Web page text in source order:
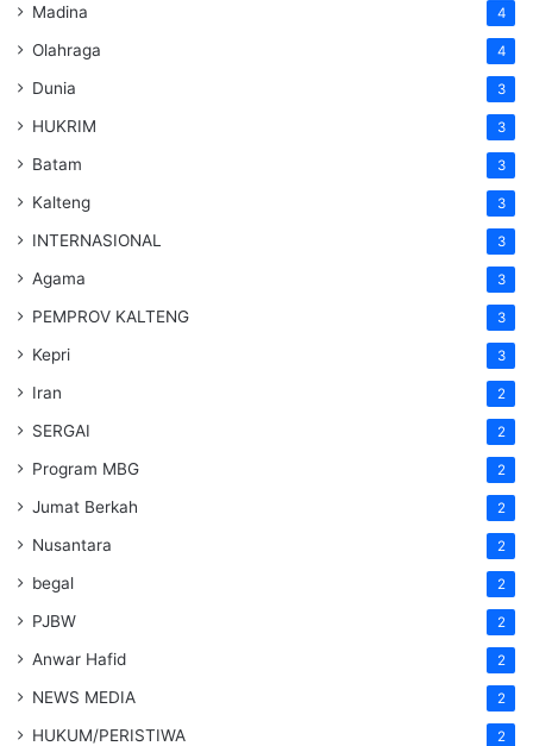
Madina 4
Olahraga 4
Dunia 3
HUKRIM 3
Batam 3
Kalteng 3
INTERNASIONAL 3
Agama 3
PEMPROV KALTENG 3
Kepri 3
Iran 2
SERGAI 2
Program MBG 2
Jumat Berkah 2
Nusantara 2
begal 2
PJBW 2
Anwar Hafid 2
NEWS MEDIA 2
HUKUM/PERISTIWA 2